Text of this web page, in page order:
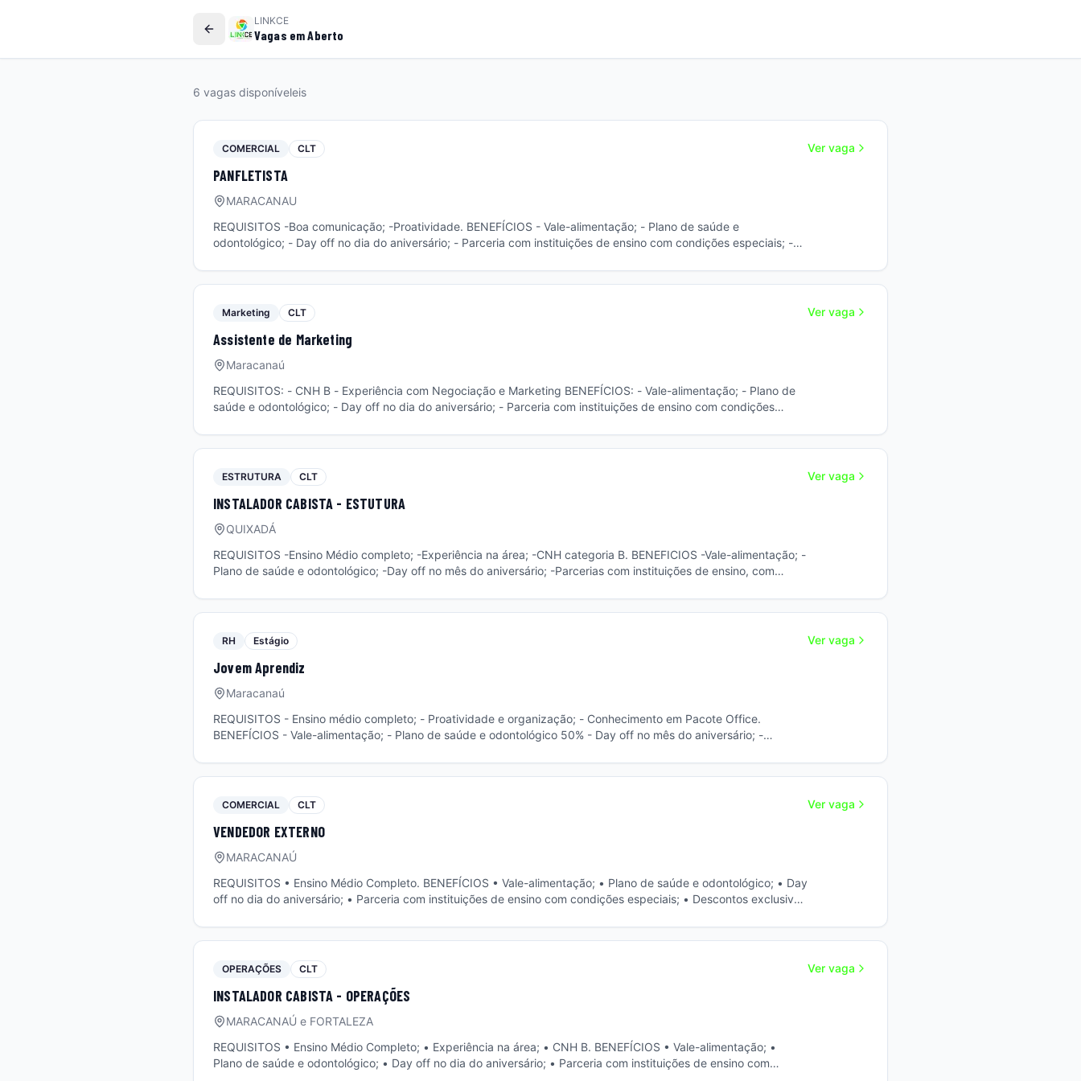
LINKCE
Vagas em Aberto
6 vagas disponíveleis
COMERCIAL CLT
PANFLETISTA
MARACANAU
REQUISITOS -Boa comunicação; -Proatividade. BENEFÍCIOS - Vale-alimentação; - Plano de saúde e
odontológico; - Day off no dia do aniversário; - Parceria com instituições de ensino com condições especiais; -
Ver vaga
Marketing CLT
Assistente de Marketing
Maracanaú
REQUISITOS: - CNH B - Experiência com Negociação e Marketing BENEFÍCIOS: - Vale-alimentação; - Plano de
saúde e odontológico; - Day off no dia do aniversário; - Parceria com instituições de ensino com condições
de eventos e ações promocionais; - Organização e logística de materiais, brindes e estrutura; - Gestão de
Ver vaga
ESTRUTURA CLT
INSTALADOR CABISTA - ESTUTURA
QUIXADÁ
REQUISITOS -Ensino Médio completo; -Experiência na área; -CNH categoria B. BENEFICIOS -Vale-alimentação; -
Plano de saúde e odontológico; -Day off no mês do aniversário; -Parcerias com instituições de ensino, com
instalações e manutenções de redes de fibra óptica; -Executar fusões de fibra óptica; -Montar e instalar
controlar os materiais.
Ver vaga
RH Estágio
Jovem Aprendiz
Maracanaú
REQUISITOS - Ensino médio completo; - Proatividade e organização; - Conhecimento em Pacote Office.
BENEFÍCIOS - Vale-alimentação; - Plano de saúde e odontológico 50% - Day off no mês do aniversário; -
PRINCIPAIS ATIVIDADES - Apoiar os processos de Recrutamento e Seleção; - Auxiliar nas rotinas de folha de
ás demais atividades do setor de Gente e Gestão.
Ver vaga
COMERCIAL CLT
VENDEDOR EXTERNO
MARACANAÚ
REQUISITOS • Ensino Médio Completo. BENEFÍCIOS • Vale-alimentação; • Plano de saúde e odontológico; • Day
off no dia do aniversário; • Parceria com instituições de ensino com condições especiais; • Descontos exclusivos
forma estratégica em diferentes cidades.
Ver vaga
OPERAÇÕES CLT
INSTALADOR CABISTA - OPERAÇÕES
MARACANAÚ e FORTALEZA
REQUISITOS • Ensino Médio Completo; • Experiência na área; • CNH B. BENEFÍCIOS • Vale-alimentação; •
Plano de saúde e odontológico; • Day off no dia do aniversário; • Parceria com instituições de ensino com
Ver vaga